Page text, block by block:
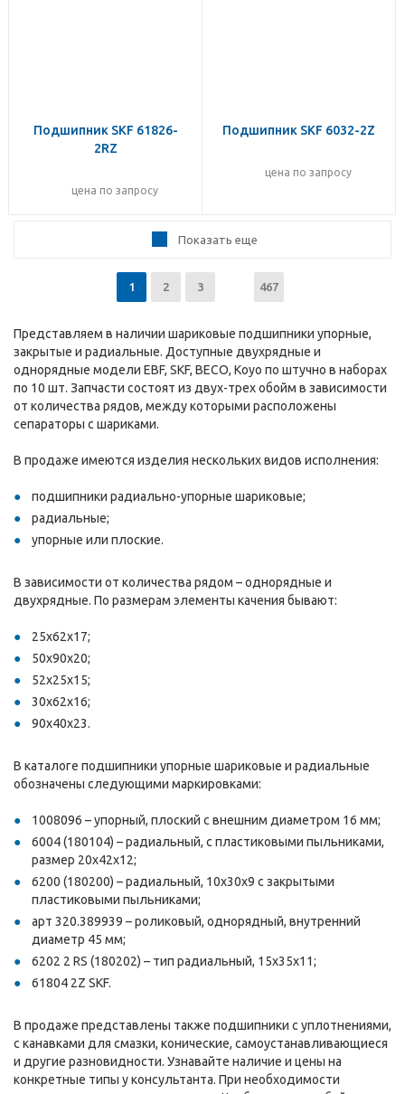
Подшипник SKF 61826-
2RZ
цена по запросу
Подшипник SKF 6032-2Z
цена по запросу
Показать еще
1 2 3 467
Представляем в наличии шариковые подшипники упорные,
закрытые и радиальные. Доступные двухрядные и
однорядные модели EBF, SKF, BECO, Koyo по штучно в наборах
по 10 шт. Запчасти состоят из двух-трех обойм в зависимости
от количества рядов, между которыми расположены
сепараторы с шариками.
В продаже имеются изделия нескольких видов исполнения:
подшипники радиально-упорные шариковые;
радиальные;
упорные или плоские.
В зависимости от количества рядом – однорядные и
двухрядные. По размерам элементы качения бывают:
25х62х17;
50х90х20;
52х25х15;
30х62х16;
90х40х23.
В каталоге подшипники упорные шариковые и радиальные
обозначены следующими маркировками:
1008096 – упорный, плоский с внешним диаметром 16 мм;
6004 (180104) – радиальный, с пластиковыми пыльниками,
размер 20х42х12;
6200 (180200) – радиальный, 10х30х9 с закрытыми
пластиковыми пыльниками;
арт 320.389939 – роликовый, однорядный, внутренний
диаметр 45 мм;
6202 2 RS (180202) – тип радиальный, 15х35х11;
61804 2Z SKF.
В продаже представлены также подшипники с уплотнениями,
с канавками для смазки, конические, самоустанавливающиеся
и другие разновидности. Узнавайте наличие и цены на
конкретные типы у консультанта. При необходимости